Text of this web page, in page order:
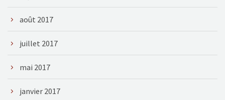
août 2017
juillet 2017
mai 2017
janvier 2017